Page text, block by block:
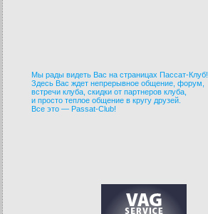
Мы рады видеть Вас на страницах Пассат-Клуб!
Здесь Вас ждет непрерывное общение, форум,
встречи клуба, скидки от партнеров клуба,
и просто теплое общение в кругу друзей.
Все это — Passat-Club!